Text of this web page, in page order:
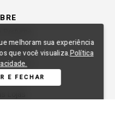
melhoram sua experiência
que você visualiza.Política
E FECHAR
a Marca
Conosco
Local